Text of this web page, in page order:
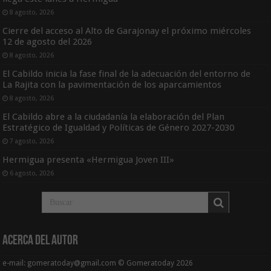
8 agosto, 2026
Cierre del acceso al Alto de Garajonay el próximo miércoles
12 de agosto del 2026
8 agosto, 2026
El Cabildo inicia la fase final de la adecuación del entorno de
La Rajita con la pavimentación de los aparcamientos
8 agosto, 2026
El Cabildo abre a la ciudadanía la elaboración del Plan
Estratégico de Igualdad y Políticas de Género 2027-2030
7 agosto, 2026
Hermigua presenta «Hermigua Joven III»
6 agosto, 2026
Acerca del Autor
e-mail: gomeratoday@gmail.com © Gomeratoday 2026